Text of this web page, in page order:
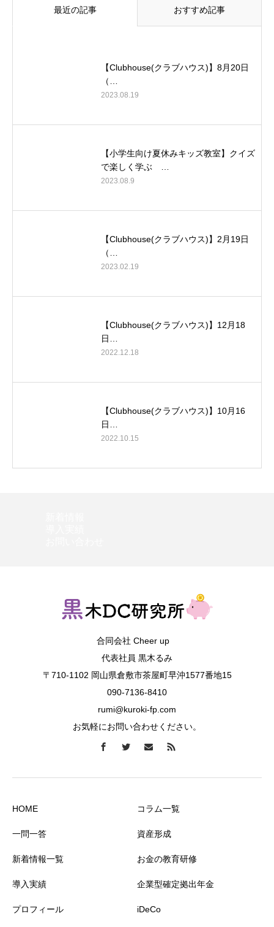
最近の記事 おすすめ記事
【Clubhouse(クラブハウス)】8月20日
（…
2023.08.19
【小学生向け夏休みキッズ教室】クイズ
で楽しく学ぶ …
2023.08.9
【Clubhouse(クラブハウス)】2月19日
（…
2023.02.19
【Clubhouse(クラブハウス)】12月18
日…
2022.12.18
【Clubhouse(クラブハウス)】10月16
日…
2022.10.15
合同会社 Cheer up
代表社員 黒木るみ
〒710-1102 岡山県倉敷市茶屋町早沖1577番地15
090-7136-8410
rumi@kuroki-fp.com
お気軽にお問い合わせください。
HOME
一問一答
新着情報一覧
導入実績
プロフィール
コラム一覧
資産形成
お金の教育研修
企業型確定拠出年金
iDeCo